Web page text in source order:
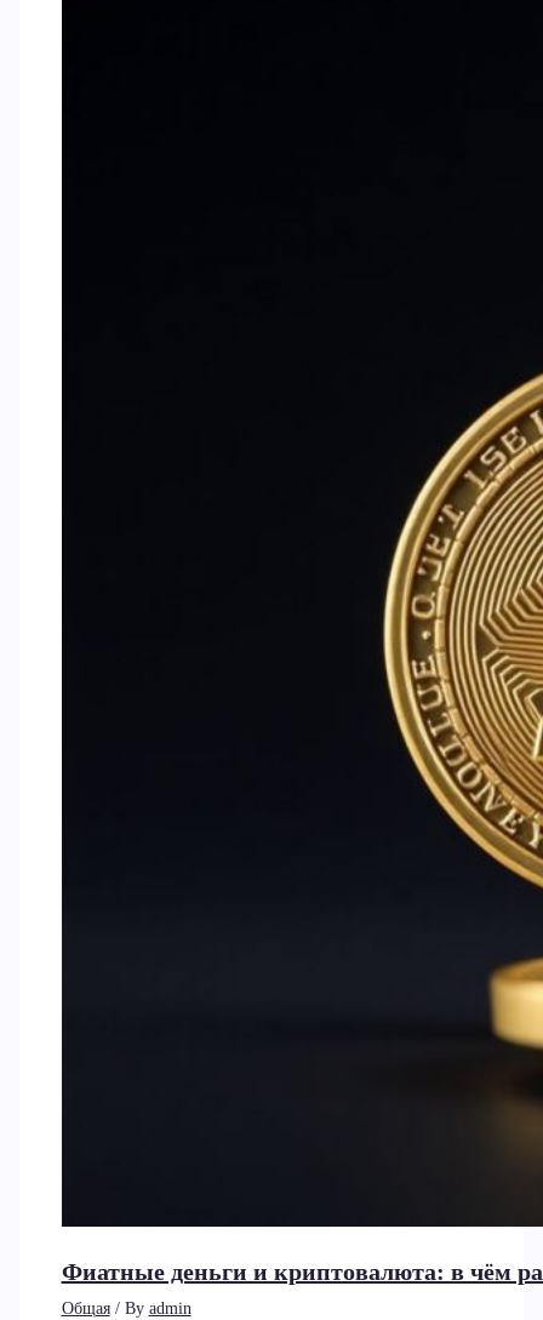
Фиатные деньги и криптовалюта: в чём
Общая/ By admin